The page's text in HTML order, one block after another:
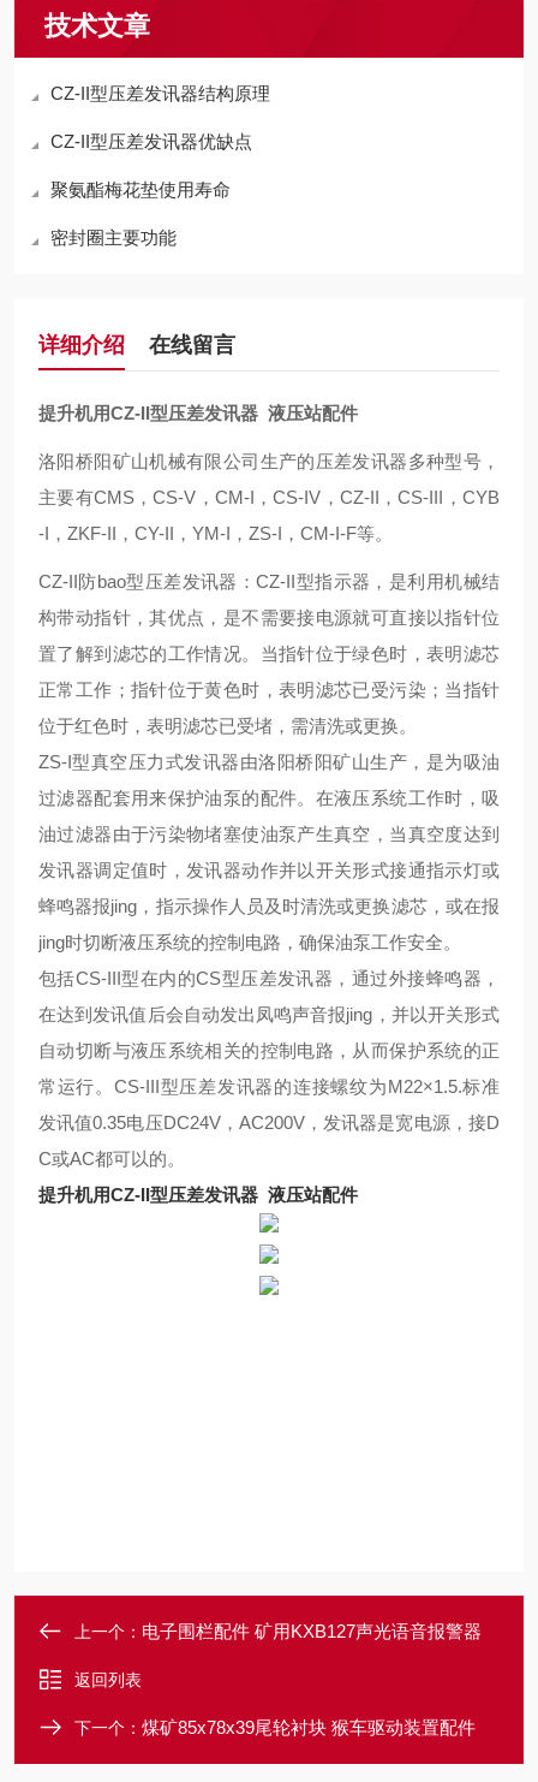
技术文章
CZ-II型压差发讯器结构原理
CZ-II型压差发讯器优缺点
聚氨酯梅花垫使用寿命
密封圈主要功能
详细介绍 在线留言
提升机用CZ-II型压差发讯器 液压站配件
洛阳桥阳矿山机械有限公司生产的压差发讯器多种型号，
主要有CMS，CS-V，CM-I，CS-IV，CZ-II，CS-III，CYB
-I，ZKF-II，CY-II，YM-I，ZS-I，CM-I-F等。
CZ-II防bao型压差发讯器：CZ-II型指示器，是利用机械结
构带动指针，其优点，是不需要接电源就可直接以指针位
置了解到滤芯的工作情况。当指针位于绿色时，表明滤芯
正常工作；指针位于黄色时，表明滤芯已受污染；当指针
位于红色时，表明滤芯已受堵，需清洗或更换。
ZS-I型真空压力式发讯器由洛阳桥阳矿山生产，是为吸油
过滤器配套用来保护油泵的配件。在液压系统工作时，吸
油过滤器由于污染物堵塞使油泵产生真空，当真空度达到
发讯器调定值时，发讯器动作并以开关形式接通指示灯或
蜂鸣器报jing，指示操作人员及时清洗或更换滤芯，或在报
jing时切断液压系统的控制电路，确保油泵工作安全。
包括CS-III型在内的CS型压差发讯器，通过外接蜂鸣器，
在达到发讯值后会自动发出凤鸣声音报jing ，并以开关形式
自动切断与液压系统相关的控制电路，从而保护系统的正
常运行。 CS-III型压差发讯器的连接螺纹为M22×1.5.标准
发讯值0.35电压DC24V，AC200V，发讯器是宽电源，接D
C或AC都可以的。
提升机用CZ-II型压差发讯器 液压站配件
上一个： 电子围栏配件 矿用KXB127声光语音报警器
返回列表
下一个： 煤矿85x78x39尾轮衬块 猴车驱动装置配件